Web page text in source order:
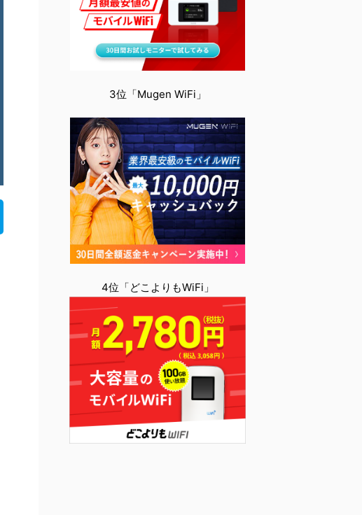
3位「Mugen WiFi」
4位「どこよりもWiFi」